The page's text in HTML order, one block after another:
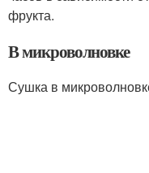
фрукта.
В микроволновке
Сушка в